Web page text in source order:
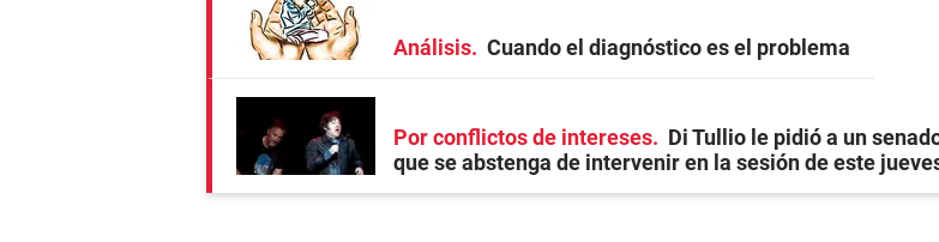
Análisis Cuando el diagnóstico es el problema
Por conflictos de intereses
Di Tullio le pidió a un
que se abstenga de intervenir en la sesión de este